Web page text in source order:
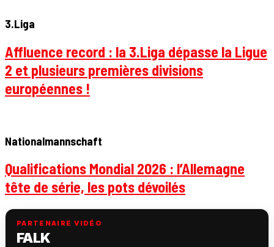
3.Liga
Affluence record : la 3.Liga dépasse la Ligue
2 et plusieurs premières divisions
européennes !
Nationalmannschaft
Qualifications Mondial 2026 : l’Allemagne
tête de série, les pots dévoilés
PARTENAIRE VIDÉO
FALK